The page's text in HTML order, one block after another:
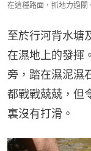
在這種路面，抓地力過關
至於行河背水塘
在濕地上的發揮
旁，踏在濕泥濕
都戰戰兢兢，但
裏沒有打滑。